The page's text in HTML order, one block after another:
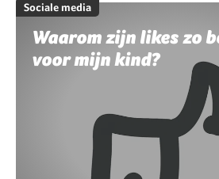
Sociale media
Waarom zijn likes zo
voor mijn kind?